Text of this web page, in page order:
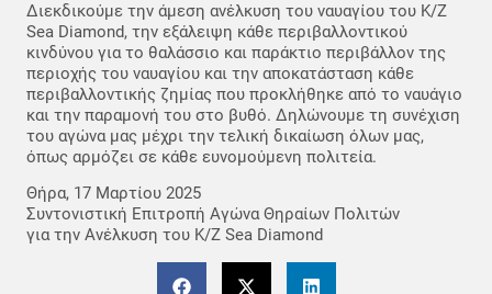
Διεκδικούμε την άμεση ανέλκυση του ναυαγίου του K/Z
Sea Diamond, την εξάλειψη κάθε περιβαλλοντικού
κινδύνου για το θαλάσσιο και παράκτιο περιβάλλον της
περιοχής του ναυαγίου και την αποκατάσταση κάθε
περιβαλλοντικής ζημίας που προκλήθηκε από το ναυάγιο
και την παραμονή του στο βυθό. Δηλώνουμε τη συνέχιση
του αγώνα μας μέχρι την τελική δικαίωση όλων μας,
όπως αρμόζει σε κάθε ευνομούμενη πολιτεία.
Θήρα, 17 Μαρτίου 2025
Συντονιστική Επιτροπή Αγώνα Θηραίων Πολιτών
για την Ανέλκυση του Κ/Ζ Sea Diamond